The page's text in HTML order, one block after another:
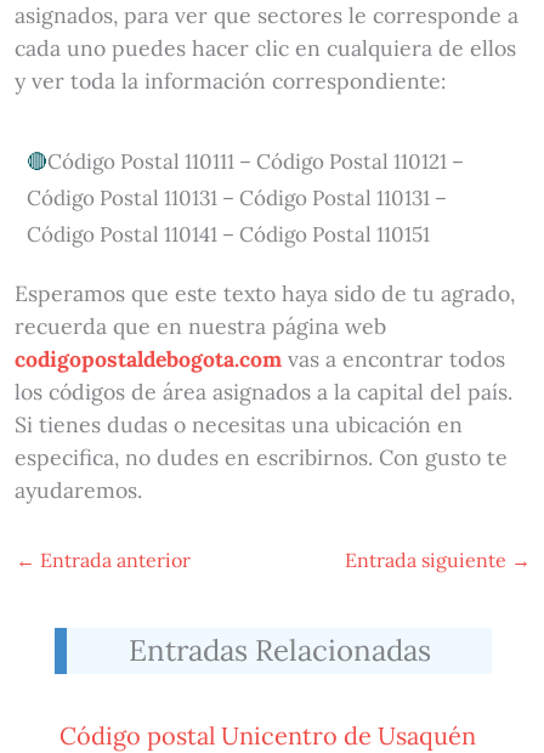
asignados, para ver que sectores le corresponde a
cada uno puedes hacer clic en cualquiera de ellos
y ver toda la información correspondiente:
Código Postal 110111 – Código Postal 110121 –
Código Postal 110131 – Código Postal 110131 –
Código Postal 110141 – Código Postal 110151
Esperamos que este texto haya sido de tu agrado,
recuerda que en nuestra página web
codigopostaldebogota.comvas a encontrar todos
los códigos de área asignados a la capital del país.
Si tienes dudas o necesitas una ubicación en
especifica, no dudes en escribirnos. Con gusto te
ayudaremos.
← Entrada anterior Entrada siguiente →
Entradas Relacionadas
Código postal Unicentro de Usaquén